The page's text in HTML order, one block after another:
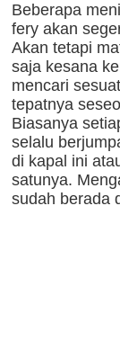
Beberapa
fery akan
Akan tetapi
saja kesana
mencari
tepatnya
Biasanya
selalu
di kapal ini
satunya.
sudah berada